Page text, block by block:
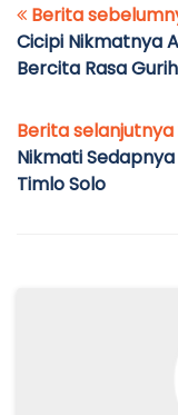
Berita
Cicipi Nikmatnya
Bercita Rasa Gurih
Berita selanjutnya
Nikmati
Timlo Solo